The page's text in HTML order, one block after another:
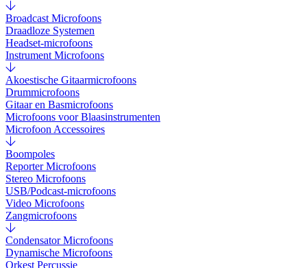
Broadcast Microfoons
Draadloze Systemen
Headset-microfoons
Instrument Microfoons
Akoestische Gitaarmicrofoons
Drummicrofoons
Gitaar en Basmicrofoons
Microfoons voor Blaasinstrumenten
Microfoon Accessoires
Boompoles
Reporter Microfoons
Stereo Microfoons
USB/Podcast-microfoons
Video Microfoons
Zangmicrofoons
Condensator Microfoons
Dynamische Microfoons
Orkest Percussie